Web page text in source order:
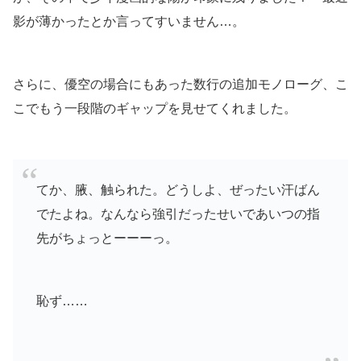
影が薄かったとか言ってすいません…。
さらに、優空の場合にもあった数行の追加モノローグ、こ
こでもう一段階のギャップを見せてくれました。
てか、腋、触られた。どうしよ、ぜったい汗ばん
でたよね。なんなら強引だったせいであいつの指
先がちょっとーーーっ。
恥ず……